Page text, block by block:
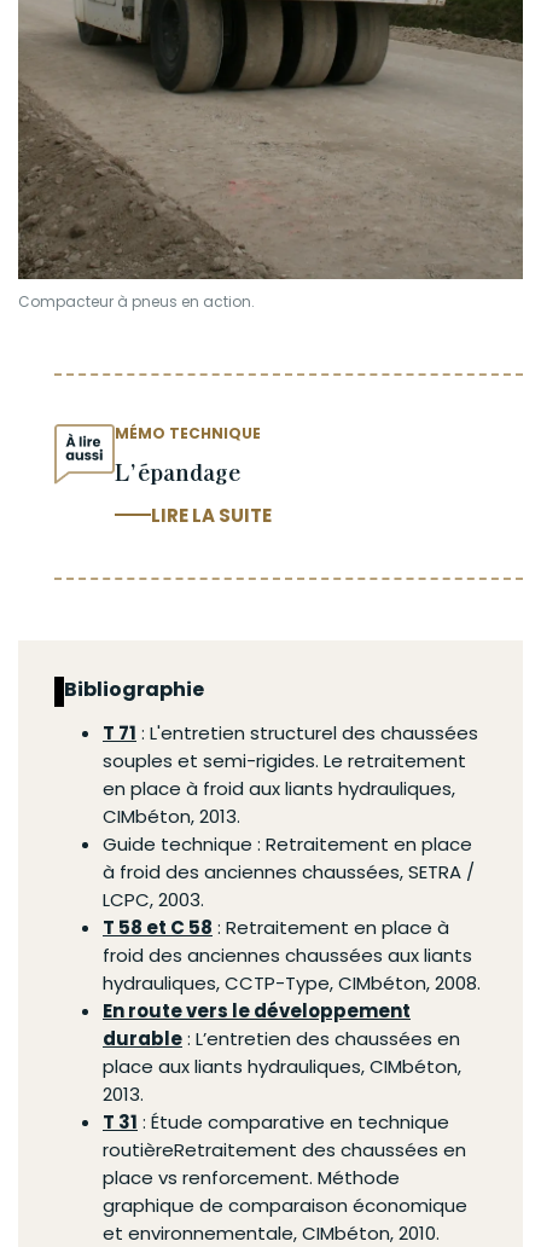
Compacteur à pneus en action.
MÉMO TECHNIQUE
L’épandage
LIRE LA SUITE
Bibliographie
T 71 : L'entretien structurel des chaussées
souples et semi-rigides. Le retraitement
en place à froid aux liants hydrauliques,
CIMbéton, 2013.
Guide technique : Retraitement en place
à froid des anciennes chaussées, SETRA /
LCPC, 2003.
T 58 et C 58 : Retraitement en place à
froid des anciennes chaussées aux liants
hydrauliques,CCTP-Type, CIMbéton, 2008.
En route vers le développement
durable: L’entretien des chaussées en
place aux liants hydrauliques, CIMbéton,
2013.
T 31 : Étude comparative en technique
routièreRetraitement des chaussées en
place vs renforcement. Méthode
graphique de comparaison économique
et environnementale, CIMbéton, 2010.